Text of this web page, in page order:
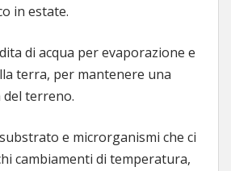
in estate.
di acqua per evaporazione e
terra, per mantenere una
terreno.
e microrganismi che ci
cambiamenti di temperatura,